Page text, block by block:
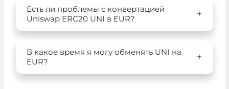
Есть ли проблемы с конвертацией
Uniswap ERC20 UNI в EUR?
В какое время я могу обменять UNI на
EUR?